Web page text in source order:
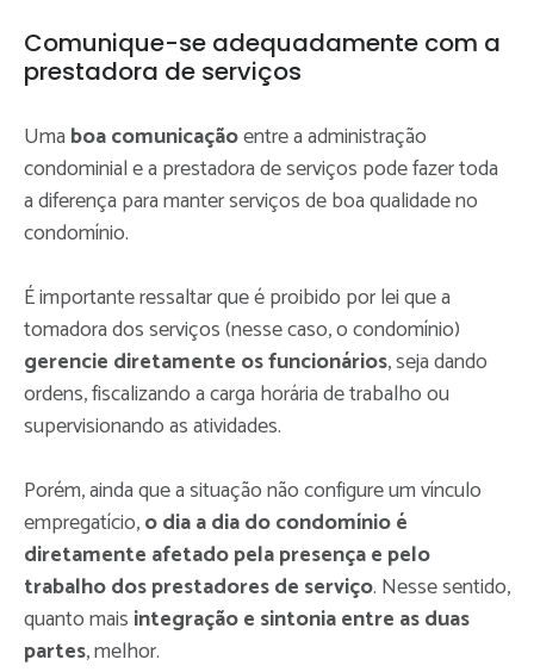
Comunique-se adequadamente com a
prestadora de serviços
Uma boa comunicaçãoentre a administração
condominial e a prestadora de serviços pode fazer toda
a diferença para manter serviços de boa qualidade no
condomínio.
É importante ressaltar que é proibido por lei que a
tomadora dos serviços (nesse caso, o condomínio)
gerencie diretamente os funcionários, seja dando
ordens, fiscalizando a carga horária de trabalho ou
supervisionando as atividades.
Porém, ainda que a situação não configure um vínculo
empregatício,o dia a dia do condomínio é
diretamente afetado pela presença e pelo
trabalho dos prestadores de serviço. Nesse sentido,
quanto mais integração e sintonia entre as duas
partes, melhor.